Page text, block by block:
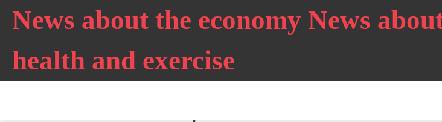
News about the economy News
health and exercise